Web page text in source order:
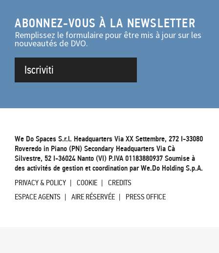
ABONNEZ-VOUS À LA NEWSLETTER
Remplissez le formulaire pour être mis à jour sur les
nouveautés de DVO.
Iscriviti
We Do Spaces S.r.l. Headquarters Via XX Settembre, 272 I-33080
Roveredo in Piano (PN) Secondary Headquarters Via Cà
Silvestre, 52 I-36024 Nanto (VI) P.IVA 01183880937 Soumise à
des activités de gestion et coordination par We.Do Holding S.p.A.
PRIVACY & POLICY COOKIE
CREDITS
ESPACE AGENTS
AIRE RÉSERVÉE PRESS OFFICE